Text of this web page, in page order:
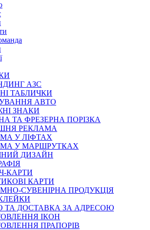
АЗС
ТАБЛИЧКИ
АВТО
ЗНАКИ
ТА ФРЕЗЕРНА ПОРІЗКА
РЕКЛАМА
У ЛІФТАХ
У МАРШРУТКАХ
ДИЗАЙН
КАРТИ
КАРТИ
СУВЕНІРНА ПРОДУКЦІЯ
ТА ДОСТАВКА ЗА АДРЕСОЮ
ІКОН
ПРАПОРІВ